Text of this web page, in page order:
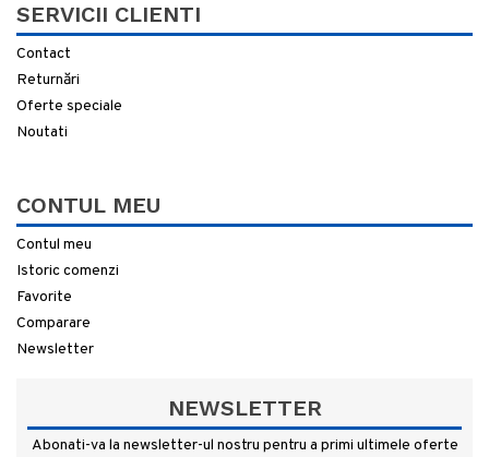
SERVICII CLIENTI
Contact
Returnări
Oferte speciale
Noutati
CONTUL MEU
Contul meu
Istoric comenzi
Favorite
Comparare
Newsletter
NEWSLETTER
Abonati-va la newsletter-ul nostru pentru a primi ultimele oferte